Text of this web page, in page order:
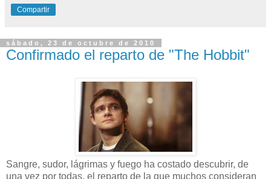
Compartir
sábado, 23 de octubre de 2010
Confirmado el reparto de "The Hobbit"
Sangre, sudor, lágrimas y fuego ha costado descubrir, de
una vez por todas, el reparto de la que muchos consideran